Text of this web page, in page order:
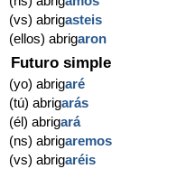
(vs) abrigasteis
(ellos) abrigaron
Futuro simple
(yo) abrigaré
(tú) abrigarás
(él) abrigará
(ns) abrigaremos
(vs) abrigaréis